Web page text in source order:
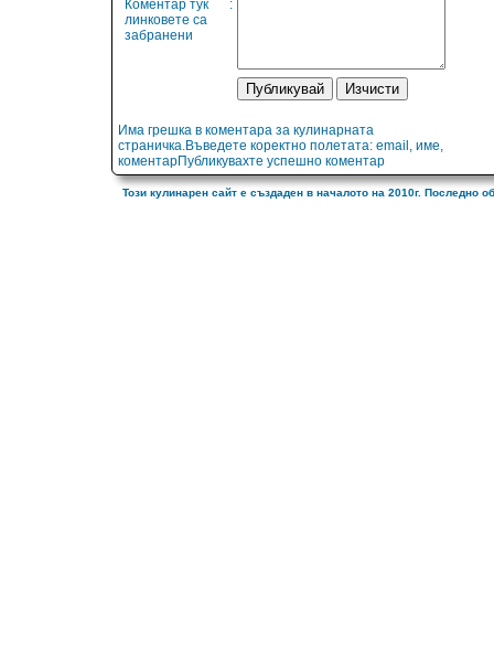
Коментар тук
линковете са
забранени
:
Има грешка в коментара за кулинарната
страничка.Въведете коректно полетата: email, име,
коментарПубликувахте успешно коментар
Този кулинарен сайт е създаден в началото на 2010г. Последно